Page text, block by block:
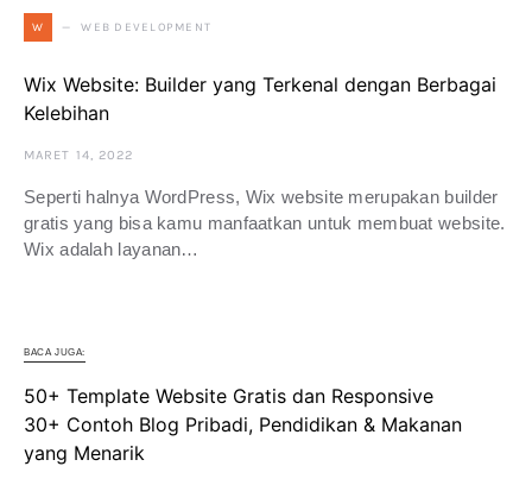
W WEB DEVELOPMENT
Wix Website: Builder yang Terkenal dengan Berbagai
Kelebihan
MARET 14, 2022
Seperti halnya WordPress, Wix website merupakan builder
gratis yang bisa kamu manfaatkan untuk membuat website.
Wix adalah layanan…
BACA JUGA:
50+ Template Website Gratis dan Responsive
30+ Contoh Blog Pribadi, Pendidikan & Makanan
yang Menarik